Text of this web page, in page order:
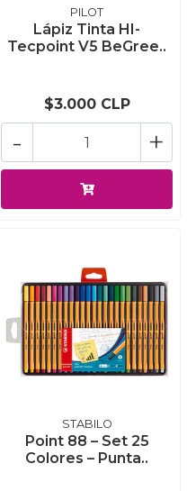
PILOT
Lápiz Tinta HI-
Tecpoint V5 BeGree..
$3.000 CLP
+
-
STABILO
Point 88 – Set 25
Colores – Punta..